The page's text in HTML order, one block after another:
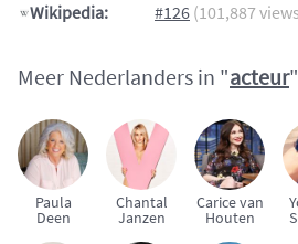
Wikipedia:
#126 (101,887
Meer Nederlanders in "acteur"
Paula
Deen
Chantal
Janzen
Carice van
Houten